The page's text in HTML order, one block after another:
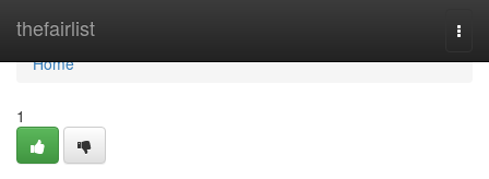
thefairlist
Home
Home
1